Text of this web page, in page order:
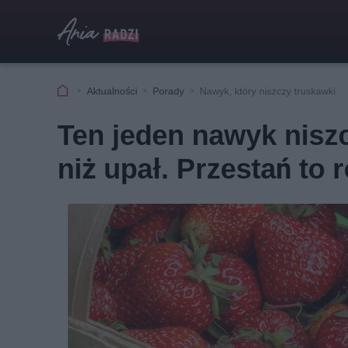
Aktualności Porady Nawyk, który niszczy truskawki
Ten jeden nawyk
niż upał. Przestań to